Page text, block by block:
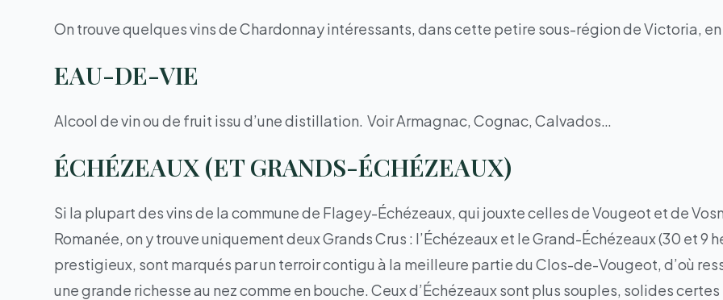
On trouve quelques vins de Chardonnay intéressants, dans cette petire sous-région de Victoria,
EAU-DE-VIE
Alcool de vin ou de fruit issu d’une distillation. Voir Armagnac, Cognac, Calvados…
ÉCHÉZEAUX (ET GRANDS-ÉCHÉZEAUX)
Si la plupart des vins de la commune de Flagey-Échézeaux, qui jouxte celles de Vougeot et de
Romanée, on y trouve uniquement deux Grands Crus : l’Échézeaux et le Grand-Échézeaux (30 et 9
prestigieux, sont marqués par un terroir contigu à la meilleure partie du Clos-de-Vougeot, d’où
une grande richesse au nez comme en bouche. Ceux d’Échézeaux sont plus souples, solides